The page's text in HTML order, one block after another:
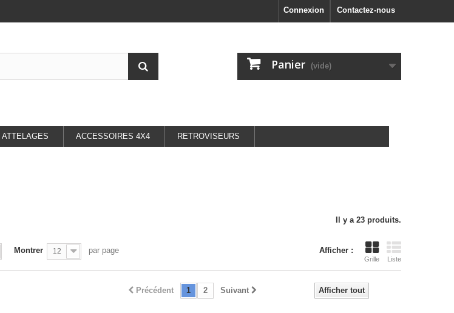
Contactez-nous
Connexion
Panier (vide)
ATTELAGES ACCESSOIRES 4X4 RETROVISEURS
Il y a 23 produits.
Afficher :
Grille Liste
Montrer 12 par page
Afficher tout
Précédent 1 2 Suivant